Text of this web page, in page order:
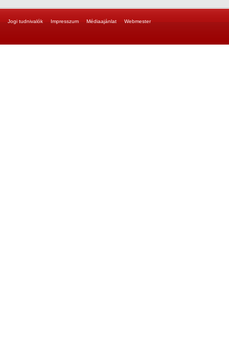
Jogi tudnivalók Impresszum Médiaajánlat Webmester